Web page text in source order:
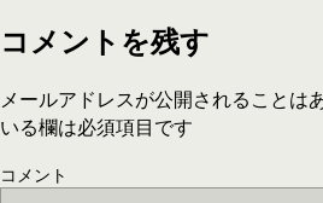
コメントを残す
メールアドレスが公開されることは
いる欄は必須項目です
コメント